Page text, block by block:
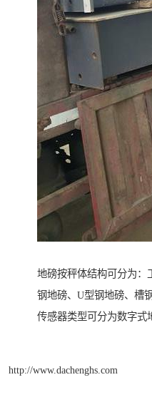
地磅按秤体结构可分为：
钢地磅、U型钢地磅、槽
传感器类型可分为数字式
http://www.dachenghs.com